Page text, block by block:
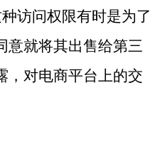
访问权限有时是为了
意就将其出售给第三
，对电商平台上的交